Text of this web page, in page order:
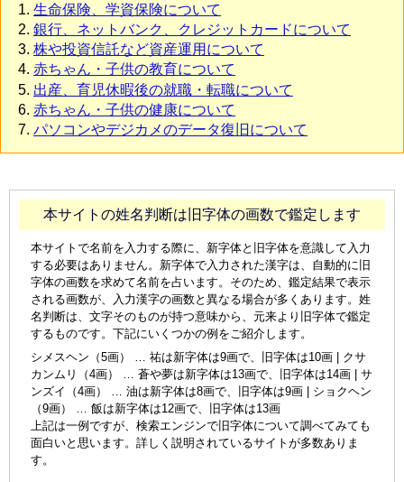
生命保険、学資保険について
銀行、ネットバンク、クレジットカードについて
株や投資信託など資産運用について
赤ちゃん・子供の教育について
出産、育児休暇後の就職・転職について
赤ちゃん・子供の健康について
パソコンやデジカメのデータ復旧について
本サイトの姓名判断は旧字体の画数で鑑定します
本サイトで名前を入力する際に、新字体と旧字体を意識して入力
する必要はありません。新字体で入力された漢字は、自動的に旧
字体の画数を求めて名前を占います。そのため、鑑定結果で表示
される画数が、入力漢字の画数と異なる場合が多くあります。姓
名判断は、文字そのものが持つ意味から、元来より旧字体で鑑定
するものです。下記にいくつかの例をご紹介します。
シメスヘン（5画） … 祐は新字体は9画で、旧字体は10画 | クサ
カンムリ（4画） … 蒼や夢は新字体は13画で、旧字体は14画 | サ
ンズイ（4画） … 油は新字体は8画で、旧字体は9画 | ショクヘン
（9画） … 飯は新字体は12画で、旧字体は13画
上記は一例ですが、検索エンジンで旧字体について調べてみても
面白いと思います。詳しく説明されているサイトが多数ありま
す。